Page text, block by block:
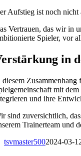
Aufstieg ist noch nicht
Vertrauen, das wir in
Spieler, vor
in
diesem
mit
und ihre
sind zuversichtlich,
Trainerteam und
tsvmaster5002024-03-